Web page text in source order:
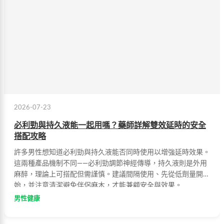
2026-07-23
必利勁與持久液能一起用嗎？藥師詳解雙效延時的安全
搭配攻略
許多男性想知道必利勁與持久液能否同時使用以增強延時效果。
這兩種產品機制不同——必利勁調節神經傳導，持久液則是外用
麻醉，理論上可搭配但需謹慎。建議間隔使用、先從低劑量開
始，並注意清潔避免伴侶麻木，才能兼顧安全與效果。
男性健康